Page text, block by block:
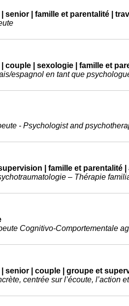
senior | famille et parentalité |
couple | sexologie | famille et
espagnol en tant que
- Psychologist and
| famille et parentalité
– Thérapie
Cognitivo-Comportementale
senior | couple | groupe et
centrée sur l’écoute, l’action